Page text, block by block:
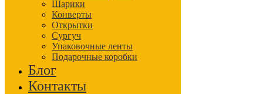
Шарики
Конверты
Открытки
Сургуч
Упаковочные ленты
Подарочные коробки
Блог
Контакты